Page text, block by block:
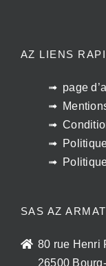
AZ LIENS
page
SAS AZ
80 rue Henri
26500